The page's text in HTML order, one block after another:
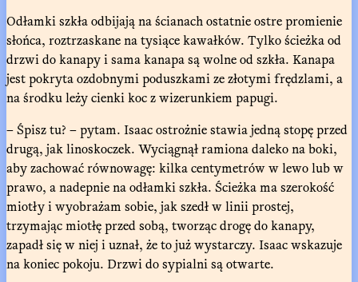
Odłamki szkła odbijają na ścianach ostatnie ostre promienie
słońca, roztrzaskane na tysiące kawałków. Tylko ścieżka od
drzwi do kanapy i sama kanapa są wolne od szkła. Kanapa
jest pokryta ozdobnymi poduszkami ze złotymi frędzlami, a
na środku leży cienki koc z wizerunkiem papugi.
– Śpisz tu? – pytam. Isaac ostrożnie stawia jedną stopę przed
drugą, jak linoskoczek. Wyciągnął ramiona daleko na boki,
aby zachować równowagę: kilka centymetrów w lewo lub w
prawo, a nadepnie na odłamki szkła. Ścieżka ma szerokość
miotły i wyobrażam sobie, jak szedł w linii prostej,
trzymając miotłę przed sobą, tworząc drogę do kanapy,
zapadł się w niej i uznał, że to już wystarczy. Isaac wskazuje
na koniec pokoju. Drzwi do sypialni są otwarte.